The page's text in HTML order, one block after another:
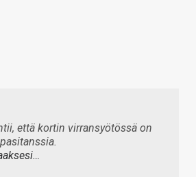
että kortin virransyötössä on